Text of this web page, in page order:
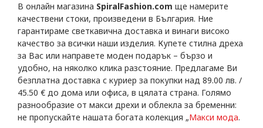
В онлайн магазина SpiralFashion.com ще намерите
качествени стоки, произведени в България. Ние
гарантираме светкавична доставка и винаги високо
качество за всички наши изделия. Купете стилна дреха
за Вас или направете моден подарък – бързо и
удобно, на няколко клика разстояние. Предлагаме Ви
безплатна доставка с куриер за покупки над 89.00 лв. /
45.50 € до дома или офиса, в цялата страна. Голямо
разнообразие от макси дрехи и облекла за бременни:
не пропускайте нашата богата колекция „Макси мода.